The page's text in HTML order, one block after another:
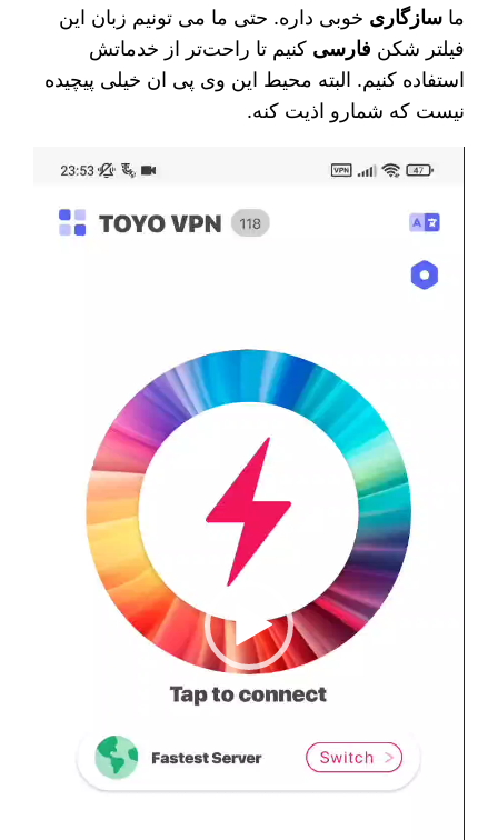
ماسازگاری خوبی داره. حتی ما می‌ تونیم زبان این
فیلتر شکن فارسی کنیم تا راحت‌تر از خدماتش
استفاده کنیم. البته محیط این وی پی ان خیلی پیچیده
نیست که شمارو اذیت کنه.
نمایشگر